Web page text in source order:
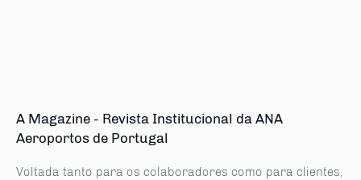
A Magazine - Revista Institucional da ANA
Aeroportos de Portugal
Voltada tanto para os colaboradores como para clientes,